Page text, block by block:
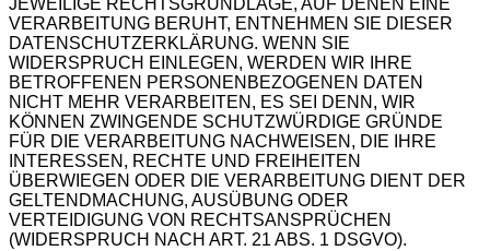
JEWEILIGE RECHTSGRUNDLAGE, AUF DENEN EINE
VERARBEITUNG BERUHT, ENTNEHMEN SIE DIESER
DATENSCHUTZERKLÄRUNG. WENN SIE
WIDERSPRUCH EINLEGEN, WERDEN WIR IHRE
BETROFFENEN PERSONENBEZOGENEN DATEN
NICHT MEHR VERARBEITEN, ES SEI DENN, WIR
KÖNNEN ZWINGENDE SCHUTZWÜRDIGE GRÜNDE
FÜR DIE VERARBEITUNG NACHWEISEN, DIE IHRE
INTERESSEN, RECHTE UND FREIHEITEN
ÜBERWIEGEN ODER DIE VERARBEITUNG DIENT DER
GELTENDMACHUNG, AUSÜBUNG ODER
VERTEIDIGUNG VON RECHTSANSPRÜCHEN
(WIDERSPRUCH NACH ART. 21 ABS. 1 DSGVO).